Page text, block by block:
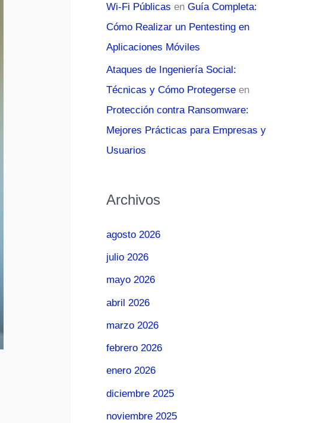
Wi-Fi Públicas en Guía Completa:
Cómo Realizar un Pentesting en
Aplicaciones Móviles
Ataques de Ingeniería Social:
Técnicas y Cómo Protegerse en
Protección contra Ransomware:
Mejores Prácticas para Empresas y
Usuarios
Archivos
agosto 2026
julio 2026
mayo 2026
abril 2026
marzo 2026
febrero 2026
enero 2026
diciembre 2025
noviembre 2025